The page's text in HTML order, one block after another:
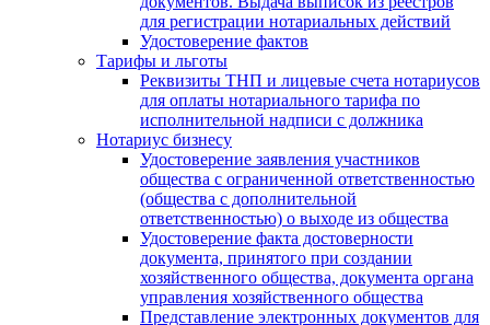
для регистрации нотариальных действий
Удостоверение фактов
Тарифы и льготы
Реквизиты ТНП и лицевые счета нотариусов
для оплаты нотариального тарифа по
исполнительной надписи с должника
Нотариус бизнесу
Удостоверение заявления участников
общества с ограниченной ответственностью
(общества с дополнительной
ответственностью) о выходе из общества
Удостоверение факта достоверности
документа, принятого при создании
хозяйственного общества, документа органа
управления хозяйственного общества
Представление электронных документов для